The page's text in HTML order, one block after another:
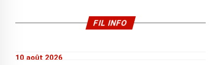
FIL INFO
10 août 2026